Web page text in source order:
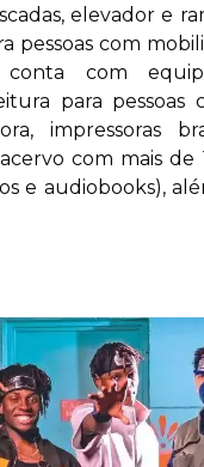
elevador e
pessoas com
com
para pessoas
impressoras
com mais de
e audiobooks),